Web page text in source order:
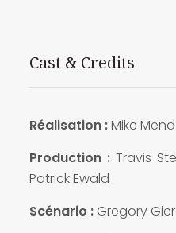
Cast & Credits
Réalisation :Mike
Production : Travis
Patrick Ewald
Scénario : Gregory